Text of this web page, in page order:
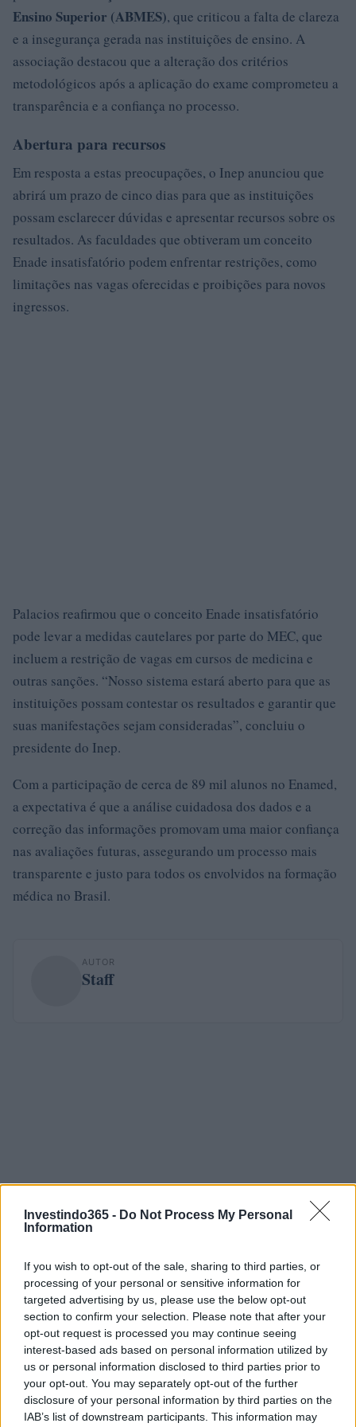
Investindo365 - Do Not Process My Personal
Information
If you wish to opt-out of the sale, sharing to third parties, or
processing of your personal or sensitive information for
targeted advertising by us, please use the below opt-out
section to confirm your selection. Please note that after your
opt-out request is processed you may continue seeing
interest-based ads based on personal information utilized by
us or personal information disclosed to third parties prior to
your opt-out. You may separately opt-out of the further
disclosure of your personal information by third parties on the
IAB’s list of downstream participants. This information may
Ensino Superior (ABMES), que criticou a falta de clareza
e a insegurança gerada nas instituições de ensino. A
associação destacou que a alteração dos critérios
metodológicos após a aplicação do exame comprometeu a
transparência e a confiança no processo.
Abertura para recursos
Em resposta a estas preocupações, o Inep anunciou que
abrirá um prazo de cinco dias para que as instituições
possam esclarecer dúvidas e apresentar recursos sobre os
resultados. As faculdades que obtiveram um conceito
Enade insatisfatório podem enfrentar restrições, como
limitações nas vagas oferecidas e proibições para novos
ingressos.
Palacios reafirmou que o conceito Enade insatisfatório
pode levar a medidas cautelares por parte do MEC, que
incluem a restrição de vagas em cursos de medicina e
outras sanções. “Nosso sistema estará aberto para que as
instituições possam contestar os resultados e garantir que
suas manifestações sejam consideradas”, concluiu o
presidente do Inep.
Com a participação de cerca de 89 mil alunos no Enamed,
a expectativa é que a análise cuidadosa dos dados e a
correção das informações promovam uma maior confiança
nas avaliações futuras, assegurando um processo mais
transparente e justo para todos os envolvidos na formação
médica no Brasil.
AUTOR
Staff
Continue lendo